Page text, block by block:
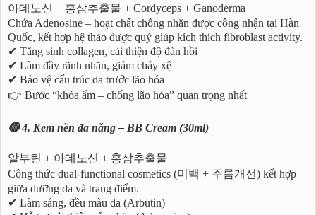
아데노신 + 홍삼추출물 + Cordyceps + Ganoderma
Chứa Adenosine – hoạt chất chống nhăn được công nhận tại Hàn
Quốc, kết hợp hệ thảo dược quý giúp kích thích fibroblast activity.
✔ Tăng sinh collagen, cải thiện độ đàn hồi
✔ Làm đầy rãnh nhăn, giảm chảy xệ
✔ Bảo vệ cấu trúc da trước lão hóa
👉 Bước “khóa ẩm – chống lão hóa” quan trọng nhất
🔴 4. Kem nền đa năng – BB Cream (30ml)
알부틴 + 아데노신 + 홍삼추출물
Công thức dual-functional cosmetics (미백 + 주름개선) kết hợp
giữa dưỡng da và trang điểm.
✔ Làm sáng, đều màu da (Arbutin)